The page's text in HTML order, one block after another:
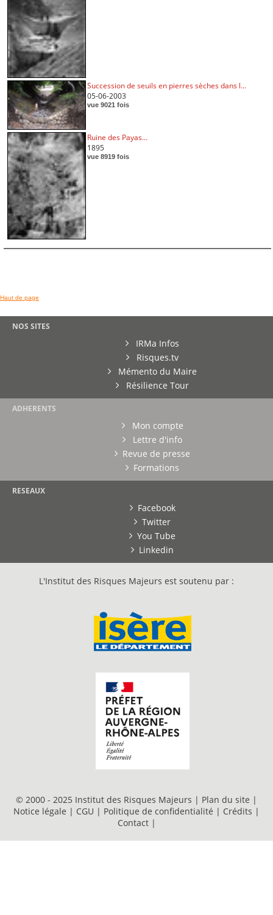
Succession de seuils en pierres sèches dans l...
05-06-2003
vue 9021 fois
Ruine des Payas...
1895
vue 8919 fois
Haut de page
NOS SITES
IRMa Infos
Risques.tv
Mémento du Maire
Résilience Tour
ADHERENTS
Mon compte
Lettre d'info
Revue de presse
Formations
RESEAUX
Facebook
Twitter
You Tube
Linkedin
L'Institut des Risques Majeurs est soutenu par :
© 2000 - 2025 Institut des Risques Majeurs | Plan du site |
Notice légale | CGU | Politique de confidentialité | Crédits |
Contact |